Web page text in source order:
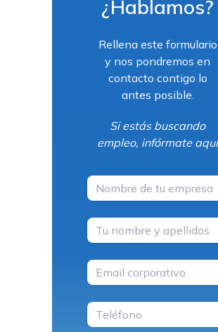
¿Hablamos?
Rellena este formulario
y nos pondremos en
contacto contigo lo
antes posible.
Si estás buscando
empleo, infórmate aquí
Nombre empresa
Nombre apellidos
Email
Teléfono